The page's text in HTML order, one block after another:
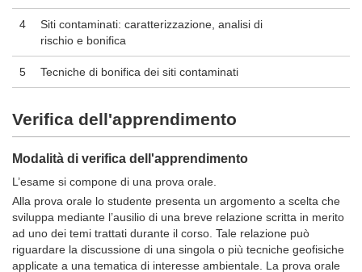
4
Siti contaminati: caratterizzazione, analisi di
rischio e bonifica
5 Tecniche di bonifica dei siti contaminati
Verifica dell'apprendimento
Modalità di verifica dell'apprendimento
L’esame si compone di una prova orale.
Alla prova orale lo studente presenta un argomento a scelta che
sviluppa mediante l’ausilio di una breve relazione scritta in merito
ad uno dei temi trattati durante il corso. Tale relazione può
riguardare la discussione di una singola o più tecniche geofisiche
applicate a una tematica di interesse ambientale. La prova orale